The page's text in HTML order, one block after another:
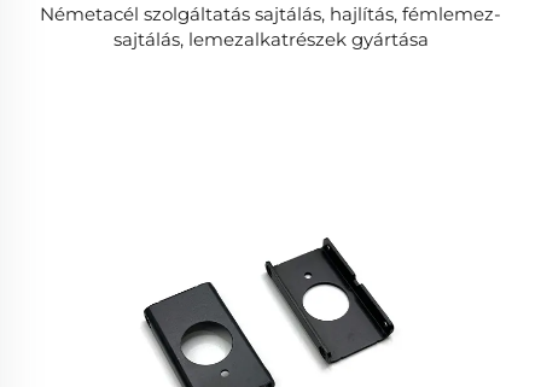
Németacél szolgáltatás sajtálás, hajlítás, fémlemez-
sajtálás, lemezalkatrészek gyártása